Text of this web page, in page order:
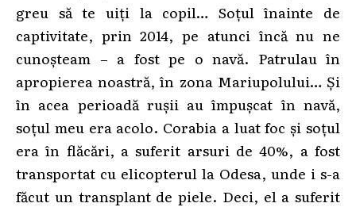
greu să te uiți la copil… Soțul înainte de
captivitate, prin 2014, pe atunci încă nu ne
cunoșteam – a fost pe o navă. Patrulau în
apropierea noastră, în zona Mariupolului… Și
în acea perioadă rușii au împușcat în navă,
soțul meu era acolo. Corabia a luat foc și soțul
era în flăcări, a suferit arsuri de 40%, a fost
transportat cu elicopterul la Odesa, unde i s-a
făcut un transplant de piele. Deci, el a suferit